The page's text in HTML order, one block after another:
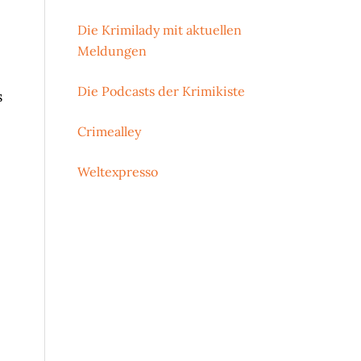
Die Krimilady mit aktuellen
Meldungen
Die Podcasts der Krimikiste
Crimealley
Weltexpresso